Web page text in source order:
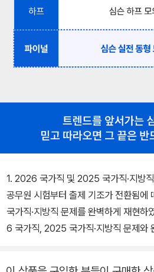
1. 2026 국가직 및 2025 국가직·지방직 완벽 반영
공무원 시험부터 출제 기조가 전환됨
국가직·지방직 문제를 완벽하게 재현
6 국가직, 2025 국가직·지방직 문제와